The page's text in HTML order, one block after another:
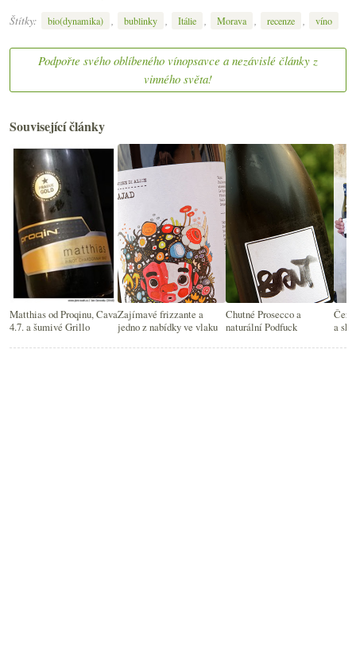
Štítky:
bio(dynamika) , bublinky , Itálie , Morava , recenze , víno
Podpořte svého oblíbeného vínopsavce a nezávislé články z
vinného světa!
Související články
Matthias od Proqinu, Cava
4.7. a šumivé Grillo
Zajímavé frizzante a
jedno z nabídky ve vlaku
Chutné Prosecco a
naturální Podfuck
a